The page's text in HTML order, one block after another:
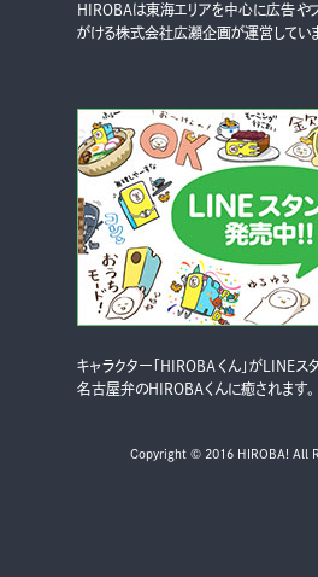
HIROBAは東海エリアを中心に広告や
がける株式会社広瀬企画が運営していま
キャラクター「HIROBAくん」がLINEス
名古屋弁のHIROBAくんに癒されます。
Copyright © 2016 HIROBA! All